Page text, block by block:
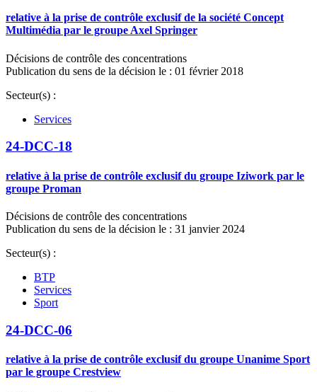
relative à la prise de contrôle exclusif de la société Concept
Multimédia par le groupe Axel Springer
Décisions de contrôle des concentrations
Publication du sens de la décision le : 01 février 2018
Secteur(s) :
Services
24-DCC-18
relative à la prise de contrôle exclusif du groupe Iziwork par le
groupe Proman
Décisions de contrôle des concentrations
Publication du sens de la décision le : 31 janvier 2024
Secteur(s) :
BTP
Services
Sport
24-DCC-06
relative à la prise de contrôle exclusif du groupe Unanime Sport
par le groupe Crestview